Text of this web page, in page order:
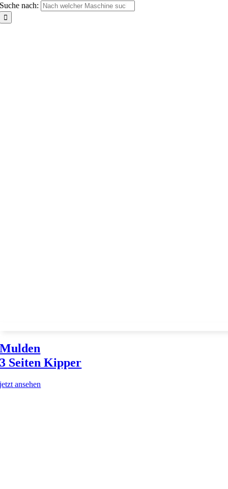
Suche nach:
Mulden
3 Seiten Kipper
jetzt ansehen